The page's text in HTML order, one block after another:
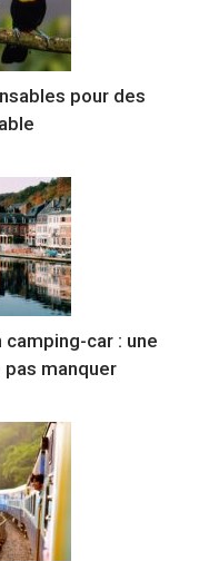
pour des
car : une
pas manquer